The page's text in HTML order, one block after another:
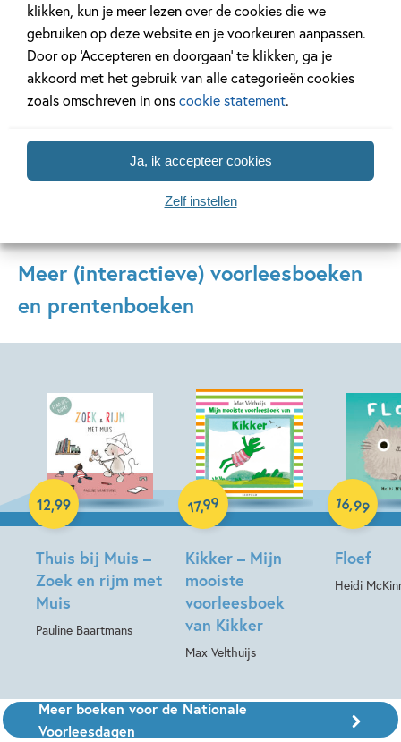
klikken, kun je meer lezen over de cookies die we
gebruiken op deze website en je voorkeuren aanpassen.
Door op ‘Accepteren en doorgaan’ te klikken, ga je
akkoord met het gebruik van alle categorieën cookies
zoals omschreven in onscookie statement.
Ja, ik accepteer cookies
Zelf instellen
verwerken van mijn e-mailadres
Aanmelden
nieuwsbrief
kinderboeken.nl
Ja, schrijf me in voor de nieuwsbrief van kinderboeken.nl
voor meer winacties, tips en nieuwtjes
Meer (interactieve) voorleesboeken
en prentenboeken
Thuis bij Muis –
Zoek en rijm met
Muis
Pauline Baartmans
12,99
Hardcover
Kikker – Mijn
mooiste
voorleesboek
van Kikker
Max Velthuijs
17,99
Hardcover
Floef
Heidi
16,99
Hardcover
Meer boeken voor de Nationale
Voorleesdagen